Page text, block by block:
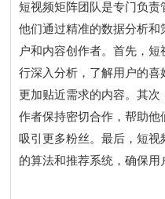
短视频矩阵团队是专门负责
他们通过精准的数据分析和
户和内容创作者。首先，
行深入分析，了解用户的
更加贴近需求的内容。其次
作者保持密切合作，帮助
吸引更多粉丝。最后，短
的算法和推荐系统，确保用